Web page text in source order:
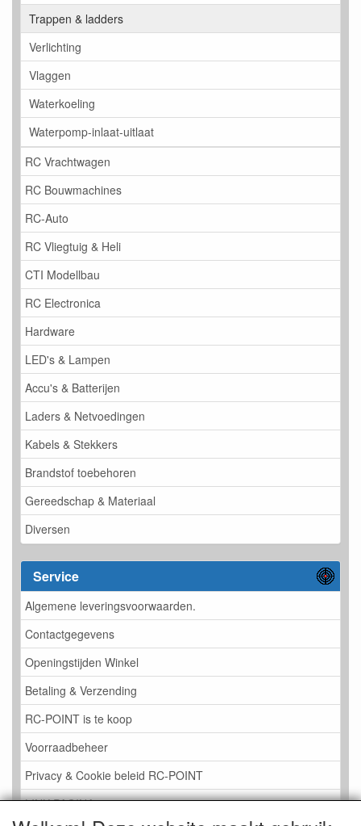
Trappen & ladders
Verlichting
Vlaggen
Waterkoeling
Waterpomp-inlaat-uitlaat
RC Vrachtwagen
RC Bouwmachines
RC-Auto
RC Vliegtuig & Heli
CTI Modellbau
RC Electronica
Hardware
LED's & Lampen
Accu's & Batterijen
Laders & Netvoedingen
Kabels & Stekkers
Brandstof toebehoren
Gereedschap & Materiaal
Diversen
Service
Algemene leveringsvoorwaarden.
Contactgegevens
Openingstijden Winkel
Betaling & Verzending
RC-POINT is te koop
Voorraadbeheer
Privacy & Cookie beleid RC-POINT
LINK PAGINA